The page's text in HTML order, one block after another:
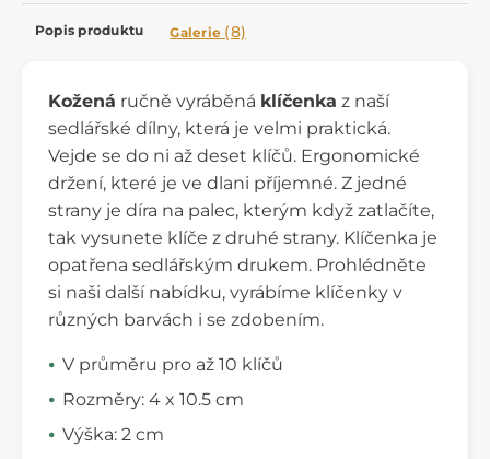
Popis produktu Galerie (8)
Kožená ručně vyráběná klíčenka z naší
sedlářské dílny, která je velmi praktická.
Vejde se do ni až deset klíčů. Ergonomické
držení, které je ve dlani příjemné. Z jedné
strany je díra na palec, kterým když zatlačíte,
tak vysunete klíče z druhé strany. Klíčenka je
opatřena sedlářským drukem. Prohlédněte
si naši další nabídku, vyrábíme klíčenky v
různých barvách i se zdobením.
V průměru pro až 10 klíčů
Rozměry: 4 x 10.5 cm
Výška: 2 cm